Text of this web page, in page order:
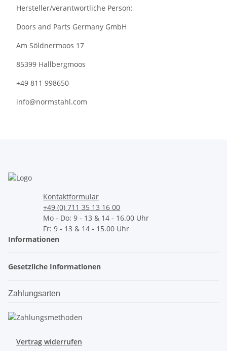
Hersteller/verantwortliche Person:
Doors and Parts Germany GmbH
Am Söldnermoos 17
85399 Hallbergmoos
+49 811 998650
info@normstahl.com
Kontaktformular
+49 (0) 711 35 13 16 00
Mo - Do: 9 - 13 & 14 - 16.00 Uhr
Fr: 9 - 13 & 14 - 15.00 Uhr
Informationen
Gesetzliche Informationen
Zahlungsarten
Vertrag widerrufen